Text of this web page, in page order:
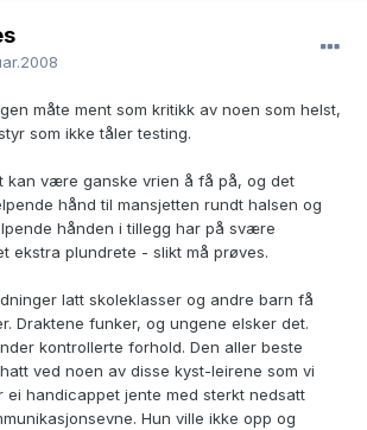
måte ment som kritikk av noen som helst,
som ikke tåler testing.
kan være ganske vrien å få på, og det
hånd til mansjetten rundt halsen og
hånden i tillegg har på svære
ekstra plundrete - slikt må prøves.
latt skoleklasser og andre barn få
Draktene funker, og ungene elsker det.
kontrollerte forhold. Den aller beste
ved noen av disse kyst-leirene som vi
ei handicappet jente med sterkt nedsatt
Hun ville ikke opp og